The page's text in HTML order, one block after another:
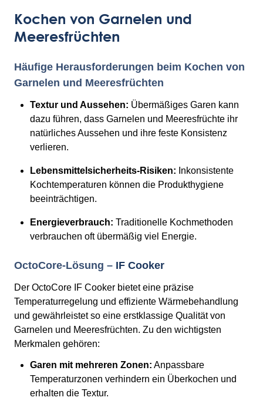
Kochen von Garnelen und
Meeresfrüchten
Häufige Herausforderungen beim Kochen von
Garnelen und Meeresfrüchten
Textur und Aussehen: Übermäßiges Garen kann
dazu führen, dass Garnelen und Meeresfrüchte ihr
natürliches Aussehen und ihre feste Konsistenz
verlieren.
Lebensmittelsicherheits-Risiken: Inkonsistente
Kochtemperaturen können die Produkthygiene
beeinträchtigen.
Energieverbrauch: Traditionelle Kochmethoden
verbrauchen oft übermäßig viel Energie.
OctoCore-Lösung – IF Cooker
Der OctoCore IF Cooker bietet eine präzise
Temperaturregelung und effiziente Wärmebehandlung
und gewährleistet so eine erstklassige Qualität von
Garnelen und Meeresfrüchten. Zu den wichtigsten
Merkmalen gehören:
Garen mit mehreren Zonen: Anpassbare
Temperaturzonen verhindern ein Überkochen und
erhalten die Textur.